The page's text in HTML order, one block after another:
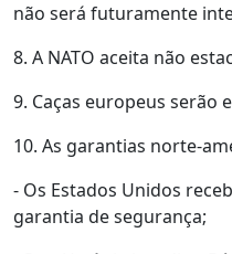
não será futuramente
8. A NATO aceita não
9. Caças europeus serão
10. As garantias norte-
- Os Estados Unidos
garantia de segurança;